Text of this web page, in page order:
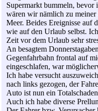
Supermarkt bummeln, bevor
wären wir nämlich zu meiner
Meer. Beides Ereignisse auf
wie auf den Urlaub selbst.
Zeit vor dem Urlaub sehr
An besagtem
Gegenfahrbahn frontal auf
eingeschlafen, war
Ich habe versucht
nach links gezogen, der
Auto ist nun ein
Auch ich habe diverse